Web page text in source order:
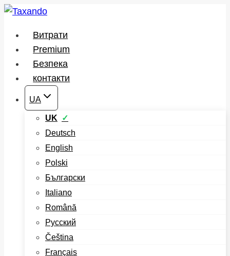
Перейти
вмісту
Витрати
Premium
Безпека
контакти
UA
UK
Deutsch
English
Polski
Български
Italiano
Română
Русский
Čeština
Français